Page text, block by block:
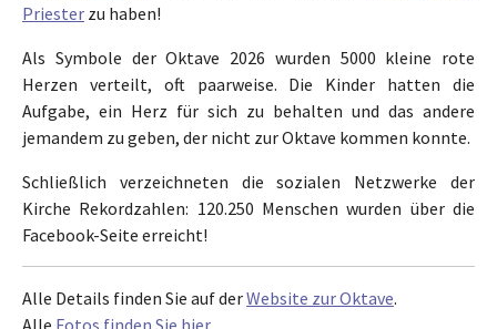
Priester zu haben!
Als Symbole der Oktave 2026 wurden 5000 kleine rote
Herzen verteilt, oft paarweise. Die Kinder hatten die
Aufgabe, ein Herz für sich zu behalten und das andere
jemandem zu geben, der nicht zur Oktave kommen konnte.
Schließlich verzeichneten die sozialen Netzwerke der
Kirche Rekordzahlen: 120.250 Menschen wurden über die
Facebook-Seite erreicht!
Alle Details finden Sie auf derWebsite zur Oktave.